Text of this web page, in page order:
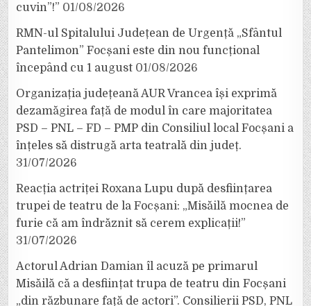
cuvin”!” 01/08/2026
RMN-ul Spitalului Județean de Urgență „Sfântul
Pantelimon” Focșani este din nou funcțional
începând cu 1 august 01/08/2026
Organizația județeană AUR Vrancea își exprimă
dezamăgirea față de modul în care majoritatea
PSD – PNL – FD – PMP din Consiliul local Focșani a
înțeles să distrugă arta teatrală din județ.
31/07/2026
Reacția actriței Roxana Lupu după desființarea
trupei de teatru de la Focșani: „Misăilă mocnea de
furie că am îndrăznit să cerem explicații!”
31/07/2026
Actorul Adrian Damian îl acuză pe primarul
Misăilă că a desființat trupa de teatru din Focșani
„din răzbunare față de actori”. Consilierii PSD, PNL